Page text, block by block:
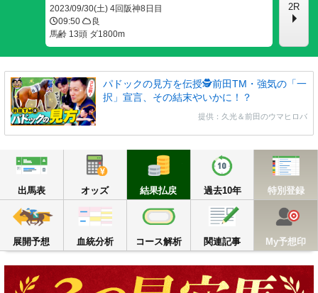
2023/09/30(土) 4回阪神8日目
09:50
良
馬齢 13頭 ダ1800m
2R
パドックの見方を伝授🕵前田TM・強気の「一
択」宣言、その結末やいかに！？
提供：久光＆前田のウマヒロバ
出馬表 オッズ
結果払戻
結果払戻
過去10年
過去10年
特別登録
展開予想
展開予想
血統分析
血統分析
コース解析
コース解析
関連記事
関連記事 My予想印